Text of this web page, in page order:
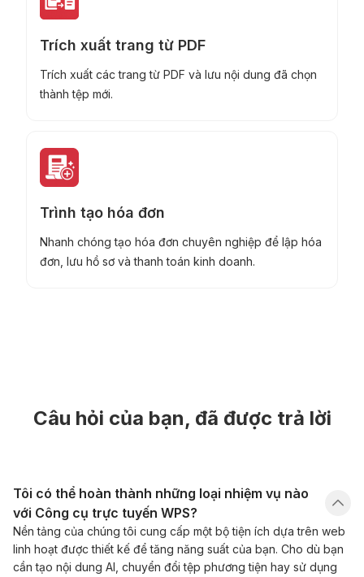
Trích xuất trang từ PDF
Trích xuất các trang từ PDF và lưu nội dung đã chọn
thành tệp mới.
Trình tạo hóa đơn
Nhanh chóng tạo hóa đơn chuyên nghiệp để lập hóa
đơn, lưu hồ sơ và thanh toán kinh doanh.
Câu hỏi của bạn, đã được trả lời
Tôi có thể hoàn thành những loại nhiệm vụ nào
với Công cụ trực tuyến WPS?
Nền tảng của chúng tôi cung cấp một bộ tiện ích dựa trên web
linh hoạt được thiết kế để tăng năng suất của bạn. Cho dù bạn
cần tạo nội dung AI, chuyển đổi tệp phương tiện hay sử dụng